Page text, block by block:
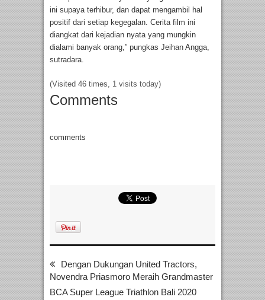
ini supaya terhibur, dan dapat mengambil hal
positif dari setiap kegegalan. Cerita film ini
diangkat dari kejadian nyata yang mungkin
dialami banyak orang,” pungkas Jeihan Angga,
sutradara.
(Visited 46 times, 1 visits today)
Comments
comments
Dengan Dukungan United Tractors,
Novendra Priasmoro Meraih Grandmaster
BCA Super League Triathlon Bali 2020